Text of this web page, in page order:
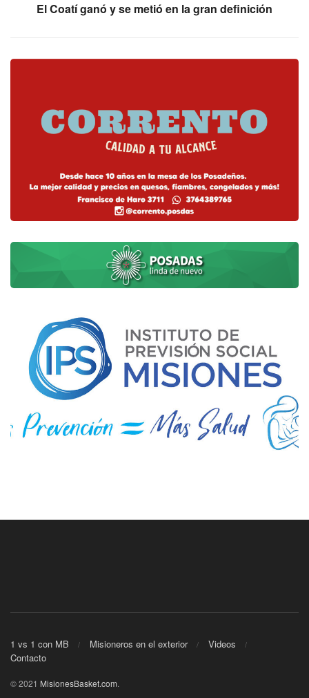
El Coatí ganó y se metió en la gran definición
1 vs 1 con MB Misioneros en el exterior
Videos
Contacto
© 2021 MisionesBasket.com.